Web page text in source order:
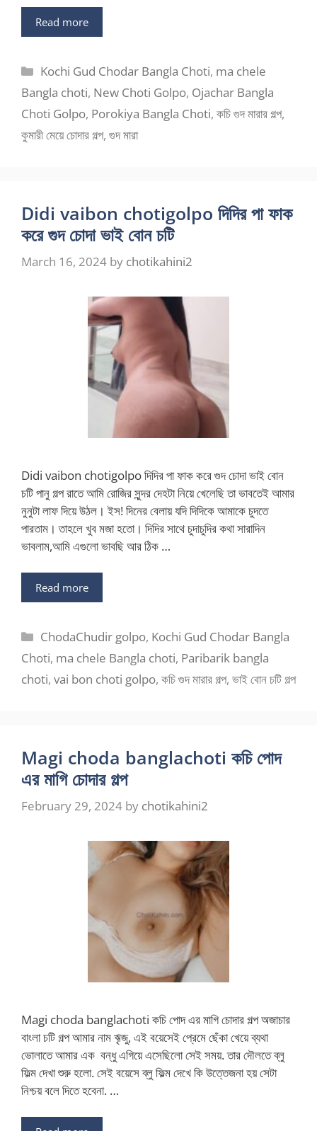
Read more
Categories
Kochi Gud Chodar Bangla Choti, ma chele
Bangla choti, New Choti Golpo, Ojachar Bangla
Choti Golpo, Porokiya Bangla Choti, কচি গুদ মারার গল্প,
কুমারী মেয়ে চোদার গল্প, গুদ মারা
Didi vaibon chotigolpo দিদির পা ফাক
করে গুদ চোদা ভাই বোন চটি
March 16, 2024 by chotikahini2
Didi vaibon chotigolpo দিদির পা ফাক করে গুদ চোদা ভাই বোন
চটি পানু গল্প রাতে আমি রোজির সুন্দর দেহটা নিয়ে খেলেছি তা ভাবতেই আমার
নুনুটা লাফ দিয়ে উঠল। ইস! দিনের বেলায় যদি দিদিকে আমাকে চুদতে
পারতাম। তাহলে খুব মজা হতো। দিদির সাথে চুদাচুদির কথা সারাদিন
ভাবলাম,আমি এগুলো ভাবছি আর ঠিক …
Read more
Categories
ChodaChudir golpo, Kochi Gud Chodar Bangla
Choti, ma chele Bangla choti, Paribarik bangla
choti, vai bon choti golpo, কচি গুদ মারার গল্প, ভাই বোন চটি গল্প
Magi choda banglachoti কচি পোদ
এর মাগি চোদার গল্প
February 29, 2024 by chotikahini2
Magi choda banglachoti কচি পোদ এর মাগি চোদার গল্প অজাচার
বাংলা চটি গল্প আমার নাম ৠজু, এই বয়েসেই প্রেমে ছেঁকা খেয়ে ব্যথা
ভোলাতে আমার এক বন্ধু এগিয়ে এসেছিলো সেই সময়. তার দৌলতে ব্লু
ফিল্ম দেখা শুরু হলো. সেই বয়েসে ব্লু ফিল্ম দেখে কি উত্তেজনা হয় সেটা
নিশ্চয় বলে দিতে হবেনা. …